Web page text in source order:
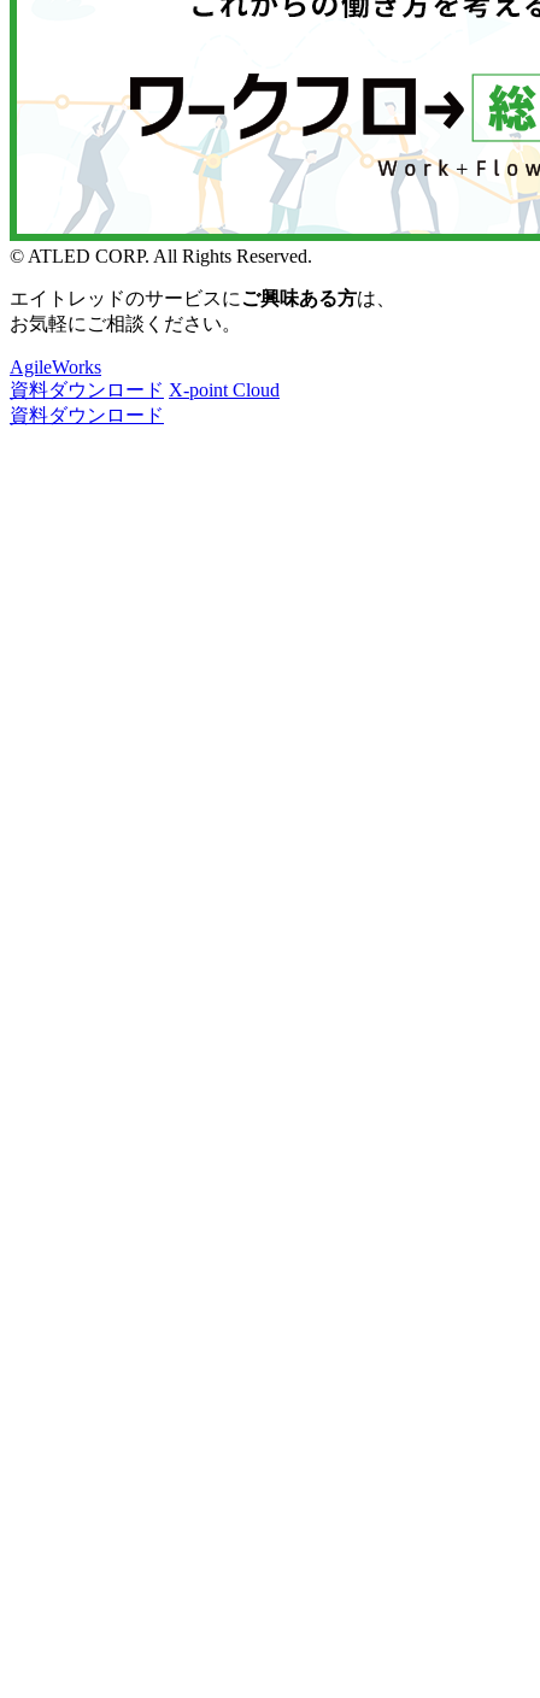
© ATLED CORP. All Rights Reserved.
エイトレッドのサービスにご興味ある方は、
お気軽にご相談ください。
AgileWorks
資料ダウンロード X-point Cloud
資料ダウンロード